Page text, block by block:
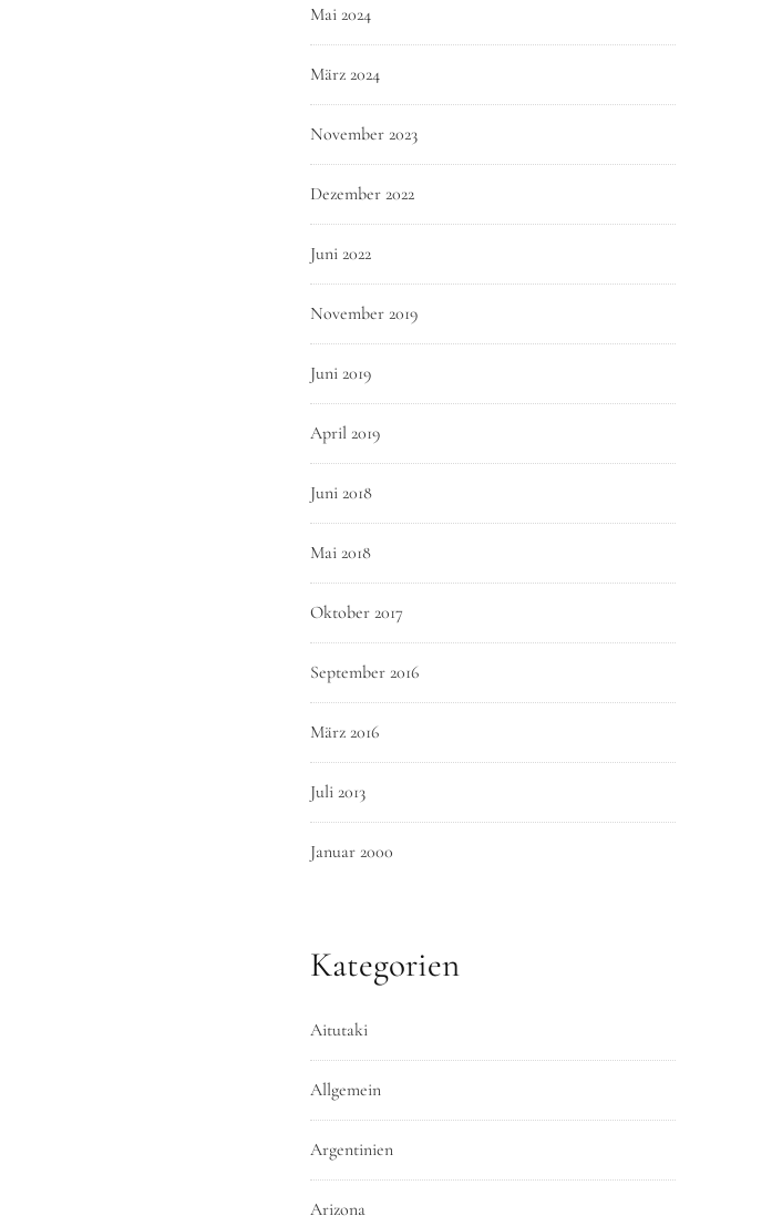
Mai 2024
März 2024
November 2023
Dezember 2022
Juni 2022
November 2019
Juni 2019
April 2019
Juni 2018
Mai 2018
Oktober 2017
September 2016
März 2016
Juli 2013
Januar 2000
Kategorien
Aitutaki
Allgemein
Argentinien
Arizona